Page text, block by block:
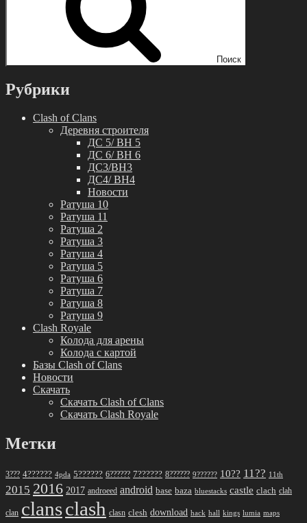
Поиск
Рубрики
Clash of Clans
Деревня строителя
ДС 5/ BH 5
ДС 6/ BH 6
ДС3/BH3
ДС4/ BH4
Новости
Ратуша 10
Ратуша 11
Ратуша 2
Ратуша 3
Ратуша 4
Ратуша 5
Ратуша 6
Ратуша 7
Ратуша 8
Ратуша 9
Clash Royale
Колода для арены
Колода с картой
Базы Clash of Clans
Новости
Скачать
Скачать Clash of Clans
Скачать Clash Royale
Метки
3??? 4?????? 4pda 5?????? 6?????? 7?????? 8?????? 9?????? 10?? 11?? 11th
2015 2016 2017 androeed android base baza bluestacks castle clach clah
clan clansclash clasn clesh download hack hall kings lumia maps